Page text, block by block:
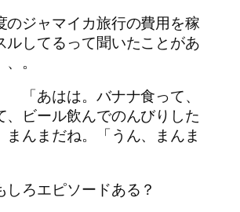
ジャマイカ旅行の費用を稼
ルしてるって聞いたことがあ
。
「あはは。バナナ食って、
、ビール飲んでのんびりした
まんまだね。「うん、まんま
ろエピソードある？